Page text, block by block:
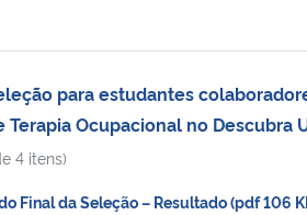
para estudantes
Ocupacional no Descubra
4 itens)
Final da Seleção – Resultado (pdf 106